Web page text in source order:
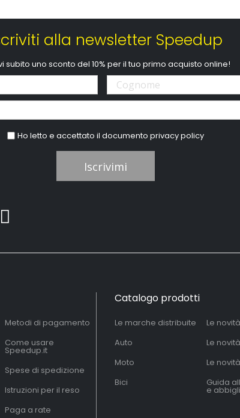
alla newsletter Speedup
subito uno sconto del 10% per il tuo primo acquisto online!
Ho letto e accettato il documentoprivacy policy
Iscrivimi
Metodi di pagamento
Come usare
Speedup.it
Spese di spedizione
Istruzioni per il reso
Paga a rate
Catalogo prodotti
Le marche distribuite
Auto
Moto
Bici
Le
Le
Le
Guida
e